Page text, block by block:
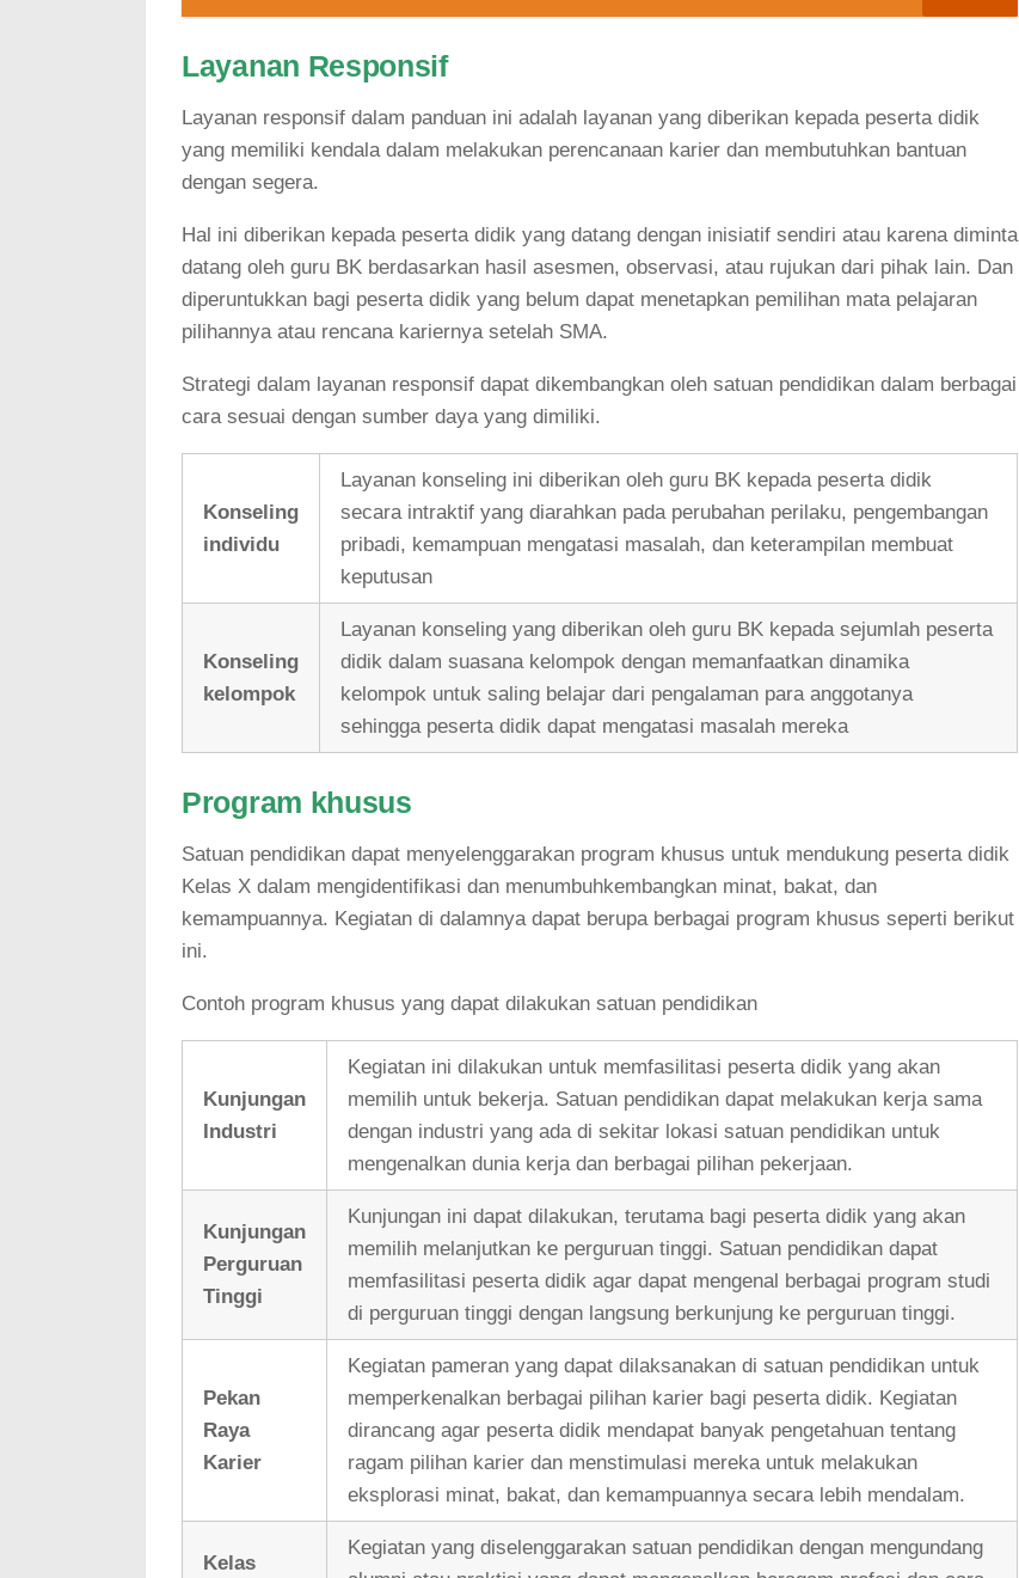
Layanan Responsif
Layanan responsif dalam panduan ini adalah layanan yang diberikan kepada peserta didik
yang memiliki kendala dalam melakukan perencanaan karier dan membutuhkan bantuan
dengan segera.
Hal ini diberikan kepada peserta didik yang datang dengan inisiatif sendiri atau karena diminta
datang oleh guru BK berdasarkan hasil asesmen, observasi, atau rujukan dari pihak lain. Dan
diperuntukkan bagi peserta didik yang belum dapat menetapkan pemilihan mata pelajaran
pilihannya atau rencana kariernya setelah SMA.
Strategi dalam layanan responsif dapat dikembangkan oleh satuan pendidikan dalam berbagai
cara sesuai dengan sumber daya yang dimiliki.
Konseling
individu
Layanan konseling ini diberikan oleh guru BK kepada peserta didik
secara intraktif yang diarahkan pada perubahan perilaku, pengembangan
pribadi, kemampuan mengatasi masalah, dan keterampilan membuat
keputusan
Konseling
kelompok
Layanan konseling yang diberikan oleh guru BK kepada sejumlah peserta
didik dalam suasana kelompok dengan memanfaatkan dinamika
kelompok untuk saling belajar dari pengalaman para anggotanya
sehingga peserta didik dapat mengatasi masalah mereka
Program khusus
Satuan pendidikan dapat menyelenggarakan program khusus untuk mendukung peserta didik
Kelas X dalam mengidentifikasi dan menumbuhkembangkan minat, bakat, dan
kemampuannya. Kegiatan di dalamnya dapat berupa berbagai program khusus seperti berikut
ini.
Contoh program khusus yang dapat dilakukan satuan pendidikan
Kunjungan
Industri
Kegiatan ini dilakukan untuk memfasilitasi peserta didik yang akan
memilih untuk bekerja. Satuan pendidikan dapat melakukan kerja sama
dengan industri yang ada di sekitar lokasi satuan pendidikan untuk
mengenalkan dunia kerja dan berbagai pilihan pekerjaan.
Kunjungan
Perguruan
Tinggi
Kunjungan ini dapat dilakukan, terutama bagi peserta didik yang akan
memilih melanjutkan ke perguruan tinggi. Satuan pendidikan dapat
memfasilitasi peserta didik agar dapat mengenal berbagai program studi
di perguruan tinggi dengan langsung berkunjung ke perguruan tinggi.
Pekan
Raya
Karier
Kegiatan pameran yang dapat dilaksanakan di satuan pendidikan untuk
memperkenalkan berbagai pilihan karier bagi peserta didik. Kegiatan
dirancang agar peserta didik mendapat banyak pengetahuan tentang
ragam pilihan karier dan menstimulasi mereka untuk melakukan
eksplorasi minat, bakat, dan kemampuannya secara lebih mendalam.
Kelas
Kegiatan yang diselenggarakan satuan pendidikan dengan mengundang